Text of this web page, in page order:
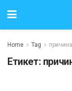
Home Tag
Етикет: